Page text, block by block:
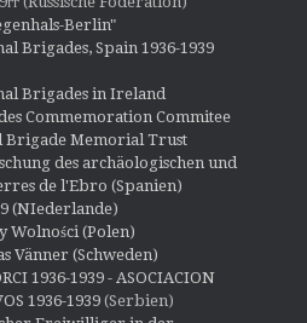
Berlin"
Brigades, Spain 1936-1939
Brigades in Ireland
Commemoration Commitee
Brigade Memorial Trust
des archäologischen und
de l'Ebro (Spanien)
(NIederlande)
Wolności (Polen)
Vänner (Schweden)
1936-1939 - ASOCIACION
1936-1939 (Serbien)